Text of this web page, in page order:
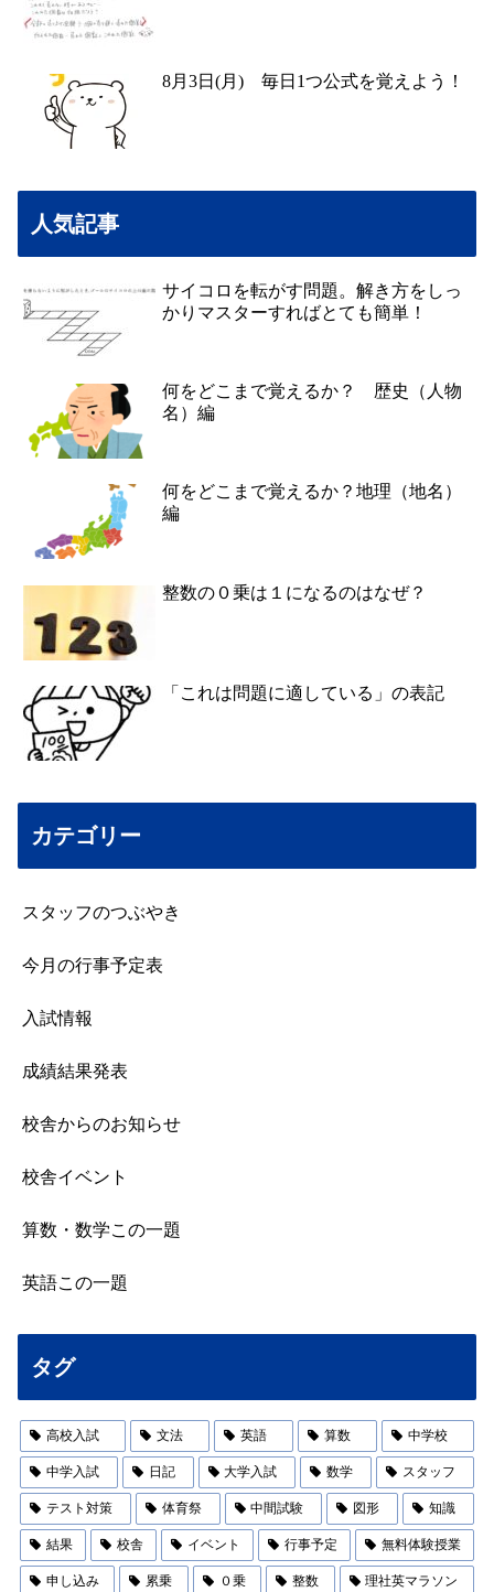
8月3日(月) 毎日1つ公式を覚えよう！
人気記事
サイコロを転がす問題。解き方をしっ
かりマスターすればとても簡単！
何をどこまで覚えるか？ 歴史（人物
名）編
何をどこまで覚えるか？地理（地名）
編
整数の０乗は１になるのはなぜ？
「これは問題に適している」の表記
カテゴリー
スタッフのつぶやき
今月の行事予定表
入試情報
成績結果発表
校舎からのお知らせ
校舎イベント
算数・数学この一題
英語この一題
タグ
高校入試 文法 英語 算数 中学校
中学入試 日記 大学入試 数学 スタッフ
テスト対策 体育祭 中間試験 図形 知識
結果 校舎 イベント 行事予定 無料体験授業
申し込み 累乗 ０乗 整数 理社英マラソン